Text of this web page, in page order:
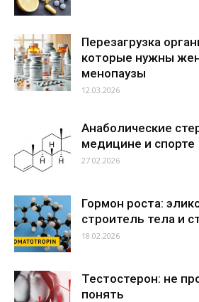
Перезагрузка
которые нужны
менопаузы
12.03.2026
Анаболические
медицине и спорте
27.02.2026
Гормон роста:
строитель тела и
18.02.2026
Тестостерон: не
понять